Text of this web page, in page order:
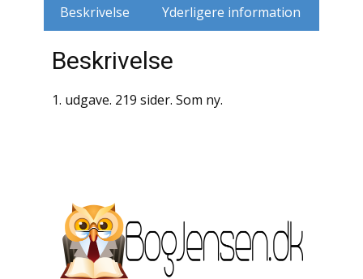
Jernbaner
Kirkehistorie / Religion
Krige / Slag
Landbrug / Skovbrug
Litteraturhistorie
Beskrivelse Yderligere information
Beskrivelse
1. udgave. 219 sider. Som ny.